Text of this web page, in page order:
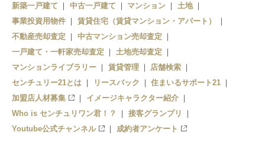
米沢
置賜
成島
新築一戸建て 中古一戸建て マンション
土地
事業投資用物件
賃貸住宅（賃貸マンション・アパート）
不動産売却査定
中古マンション売却査定
一戸建て・一軒家売却査定
土地売却査定
マンションライブラリー
賃貸管理
店舗検索
センチュリー21とは
リースバック
住まいるサポート21
加盟店人材募集
イメージキャラクター紹介
Who is センチュリワン君！？
接客グランプリ
Youtube公式チャンネル
成約者アンケート